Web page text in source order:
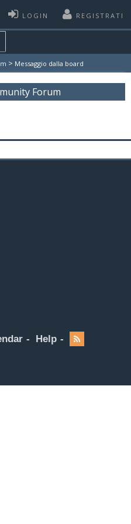
LOGIN REGISTRATI
> Messaggio dalla board
Forum
Help